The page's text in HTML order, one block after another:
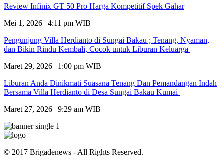
Review Infinix GT 50 Pro Harga Kompetitif Spek Gahar
Mei 1, 2026 | 4:11 pm WIB
Pengunjung Villa Herdianto di Sungai Bakau ; Tenang, Nyaman,
dan Bikin Rindu Kembali, Cocok untuk Liburan Keluarga
Maret 29, 2026 | 1:00 pm WIB
Liburan Anda Dinikmati Suasana Tenang Dan Pemandangan Indah
Bersama Villa Herdianto di Desa Sungai Bakau Kumai
Maret 27, 2026 | 9:29 am WIB
© 2017 Brigadenews - All Rights Reserved.